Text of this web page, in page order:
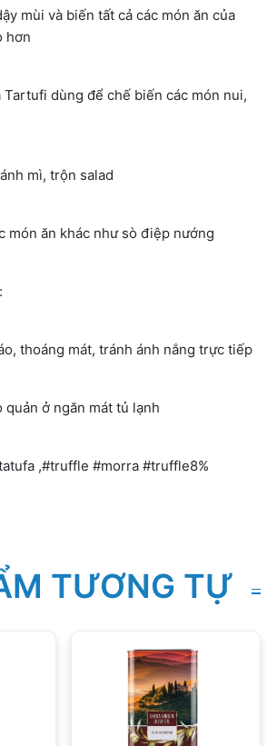
mùi và biến tất cả các món ăn của
hơn
Tartufi dùng để chế biến các món nui,
mì, trộn salad
món ăn khác như sò điệp nướng
thoáng mát, tránh ánh nắng trực tiếp
quản ở ngăn mát tủ lạnh
,#truffle #morra #truffle8%
TƯƠNG TỰ